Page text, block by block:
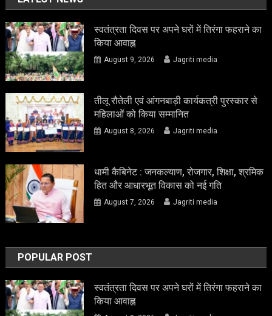
स्वतंत्रता दिवस पर अपने घरों में तिरंगा फहराने का
किया आवाह्न
August 9, 2026 Jagriti media
तीलू रौतेली एवं आंगनबाड़ी कार्यकत्री पुरस्कार से
महिलाओं को किया सम्मानित
August 8, 2026 Jagriti media
धामी कैबिनेट : जनकल्याण, रोजगार, शिक्षा, श्रमिक
हित और आधारभूत विकास को नई गति
August 7, 2026 Jagriti media
POPULAR POST
स्वतंत्रता दिवस पर अपने घरों में तिरंगा फहराने का
किया आवाह्न